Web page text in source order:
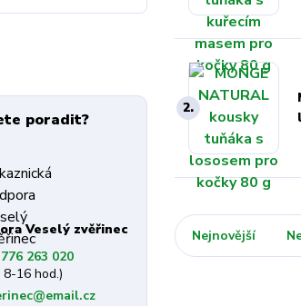
2.
Nejnovější
poradit?
Veselý zvěřinec
263 020
8-16 hod.)